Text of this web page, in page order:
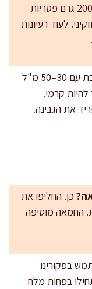
ואם תרצו עוד עומק בלי בשר, הוסיפו 200 גרם פטריות
לעוד רעיונות
.
מה עושים עם שאריות: מחממים במחבת עם 30–50 מ"ל
קרמי.
את הגבינה.
כן. החליפו את
מ"ל שמן זית. החמאה מוסיפה
בפקורינו
בפחות מלח